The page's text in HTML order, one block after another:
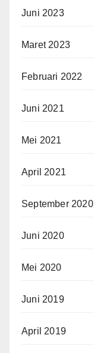
Juni 2023
Maret 2023
Februari 2022
Juni 2021
Mei 2021
April 2021
September 2020
Juni 2020
Mei 2020
Juni 2019
April 2019